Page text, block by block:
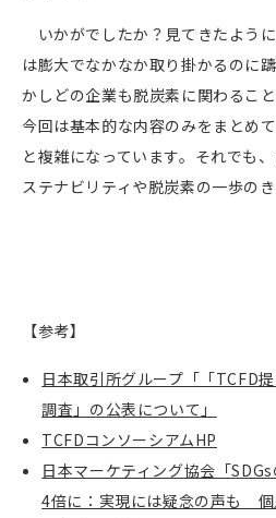
いかがでしたか？見てきたよう
は膨大でなかなか取り掛かるのに
かしどの企業も脱炭素に関わるこ
今回は基本的な内容のみをまとめ
と複雑になっています。それでも
ステナビリティや脱炭素の一歩の
【参考】
日本取引所グループ「「TCFD
調査」の公表について」
TCFDコンソーシアムHP
日本マーケティング協会「
4倍に：実現には疑念の声も 個